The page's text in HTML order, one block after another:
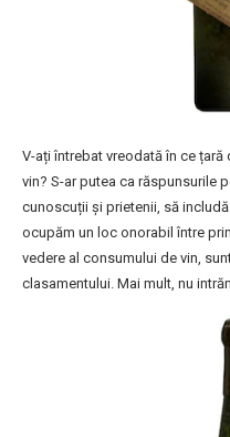
V-ați întrebat vreodată în ce
vin? S-ar putea ca răspunsurile
cunoscuții și prietenii, să
ocupăm un loc onorabil între
vedere al consumului de vin,
clasamentului. Mai mult, nu